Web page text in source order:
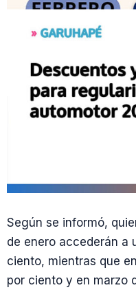
Según se informó,
de enero accederán a
ciento, mientras que
por ciento y en marzo